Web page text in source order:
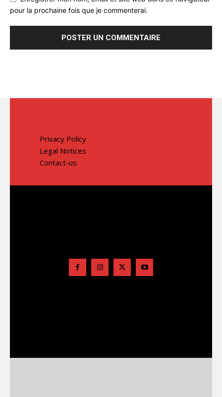
pour la prochaine fois que je commenterai.
Privacy Policy
Legal Notices
Contact-us